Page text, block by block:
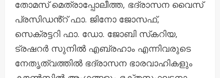
തോമസ് മെത്രാപ്പോലീത്ത, ഭദ്രാസന വൈസ്
പ്രസിഡൻ്റ് ഫാ. ജിനോ ജോസഫ്,
സെക്രട്ടറി ഫാ. ഡോ. ജോബി സ്‌കറിയ,
ട്രഷറര്‍ സുനില്‍ എബ്രഹാം എന്നിവരുടെ
നേതൃത്വത്തില്‍ ഭദ്രാസന ഭാരവാഹികളും